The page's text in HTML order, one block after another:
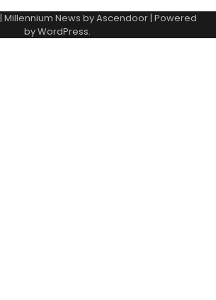
| Millennium News byAscendoor | Powered
byWordPress.